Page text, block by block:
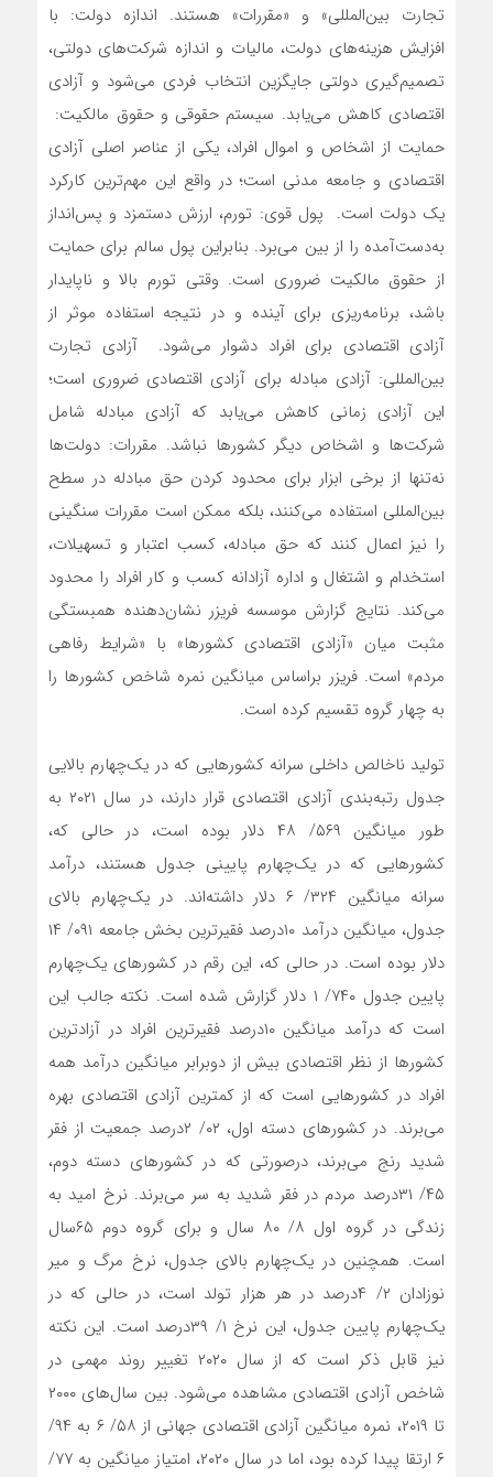
تجارت بین‌المللی» و «مقررات» هستند. اندازه دولت: با
افزایش هزینه‌‌‌های دولت، مالیات و اندازه شرکت‌های دولتی،
تصمیم‌گیری دولتی جایگزین انتخاب فردی می‌شود و آزادی
اقتصادی کاهش می‌‌‌یابد. سیستم حقوقی و حقوق مالکیت: ‌‌‌
حمایت از اشخاص و اموال افراد، یکی از عناصر اصلی آزادی
اقتصادی و جامعه مدنی است؛ در واقع این مهم‌ترین کارکرد
یک دولت است. پول قوی: تورم، ارزش دستمزد و پس‌‌‌انداز
به‌‌‌دست‌‌‌آمده را از بین می‌‌‌برد. بنابراین پول سالم برای حمایت
از حقوق مالکیت ضروری است. وقتی تورم بالا و ناپایدار
باشد، برنامه‌‌‌ریزی برای آینده و در نتیجه استفاده موثر از
آزادی اقتصادی برای افراد دشوار می‌شود. آزادی تجارت
بین‌المللی: آزادی مبادله برای آزادی اقتصادی ضروری است؛
این آزادی زمانی کاهش می‎‌‌‌یابد که آزادی مبادله شامل
شرکت‌ها و اشخاص دیگر کشورها نباشد. مقررات: دولت‌‌‌ها
نه‌‌‌تنها از برخی ابزار برای محدود کردن حق مبادله در سطح
بین‌المللی استفاده می‌‌‌کنند، بلکه ممکن است مقررات سنگینی
را نیز اعمال کنند که حق مبادله، کسب اعتبار و تسهیلات،
استخدام و اشتغال و اداره آزادانه کسب و کار افراد را محدود
می‌‌‌کند. نتایج گزارش موسسه فریزر نشان‌دهنده همبستگی
مثبت میان «آزادی اقتصادی کشورها» با «شرایط رفاهی
مردم» است. فریزر براساس میانگین نمره شاخص کشورها را
به چهار گروه تقسیم کرده است.
تولید ناخالص داخلی سرانه کشورهایی که در یک‌‌‌چهارم بالایی
جدول رتبه‌‌‌بندی آزادی اقتصادی قرار دارند، در سال ۲۰۲۱ به
طور میانگین ۵۶۹/ ۴۸ دلار بوده است، در حالی که،
کشورهایی که در یک‌‌‌چهارم پایینی جدول هستند، درآمد
سرانه میانگین ۳۲۴/ ۶ دلار داشته‌‌‌اند. در یک‌‌‌چهارم بالای
جدول، میانگین درآمد ۱۰‌درصد فقیرترین بخش جامعه ۰۹۱/ ۱۴
دلار بوده است. در حالی که، این رقم در کشورهای یک‌‌‌چهارم
پایین جدول ۷۴۰/ ۱ دلار گزارش شده است. نکته جالب این
است که درآمد میانگین ۱۰‌درصد فقیرترین افراد در آزادترین
کشورها از نظر اقتصادی بیش از دوبرابر میانگین درآمد همه
افراد در کشورهایی است که از کمترین آزادی اقتصادی بهره
می‌‌‌برند. در کشورهای دسته اول، ۰۲/ ۲‌درصد جمعیت از فقر
شدید رنج می‌‌‌برند، درصورتی که در کشورهای دسته دوم،
۴۵/ ۳۱‌درصد مردم در فقر شدید به سر می‌‌‌برند. نرخ امید به
زندگی در گروه اول ۸/ ۸۰ سال و برای گروه دوم ۶۵سال
است. همچنین در یک‌‌‌چهارم بالای جدول، نرخ مرگ و میر
نوزادان ۲/ ۴‌درصد در هر ‌هزار تولد است، در حالی که در
یک‌‌‌چهارم پایین جدول، این نرخ ۱/ ۳۹‌درصد است. این نکته
نیز قابل ذکر است که از سال ۲۰۲۰ تغییر روند مهمی در
شاخص آزادی اقتصادی مشاهده می‌شود. بین سال‌‌‌های ۲۰۰۰
تا ۲۰۱۹، نمره میانگین آزادی اقتصادی جهانی از ۵۸/ ۶ به ۹۴/
۶ ارتقا پیدا کرده بود، اما در سال ۲۰۲۰، امتیاز میانگین به ۷۷/